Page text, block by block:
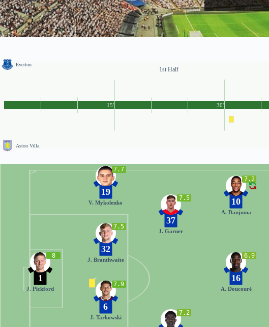
Everton
1st Half
Aston Villa
15' 30'
8
1
J. Pickford
7.7
19
V. Mykolenko
7.5
32
J. Branthwaite
7.9
6
J. Tarkowski
7.5
37
J. Garner
7.2
7.2
10
A. Danjuma
6.9
16
A. Doucouré